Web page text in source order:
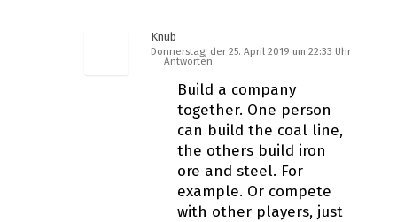
Knub
Donnerstag, der 25. April 2019 um 22:33 Uhr
Antworten
Build a company
together. One person
can build the coal line,
the others build iron
ore and steel. For
example. Or compete
with other players, just